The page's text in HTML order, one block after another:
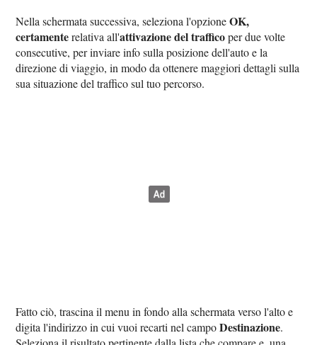
Nella schermata successiva, seleziona l'opzioneOK,
certamenterelativa all'attivazione del trafficoper due volte
consecutive, per inviare info sulla posizione dell'auto e la
direzione di viaggio, in modo da ottenere maggiori dettagli sulla
sua situazione del traffico sul tuo percorso.
Fatto ciò, trascina il menu in fondo alla schermata verso l'alto e
digita l'indirizzo in cui vuoi recarti nel campoDestinazione.